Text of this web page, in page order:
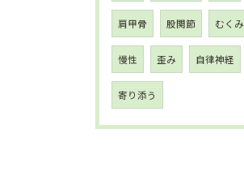
肩甲骨 股関節 むくみ
慢性 歪み 自律神経
寄り添う